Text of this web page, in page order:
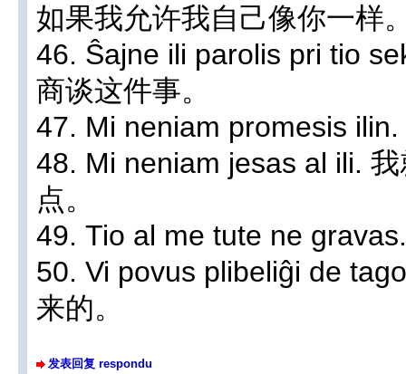
如果我允许我自己像你一样
46. Ŝajne ili parolis pri tio
商谈这件事。
47. Mi neniam promesis
48. Mi neniam jesas al ili.
点。
49. Tio al me tute ne
50. Vi povus plibeliĝi de
来的。
发表回复 respondu